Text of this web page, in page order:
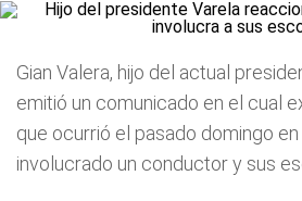
Gian Valera, hijo del actual
emitió un comunicado en el cual
que ocurrió el pasado domingo
involucrado un conductor y sus